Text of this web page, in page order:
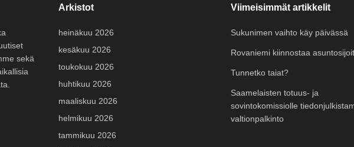
sekä
Arkistot
heinäkuu 2026
kesäkuu 2026
toukokuu 2026
huhtikuu 2026
maaliskuu 2026
helmikuu 2026
tammikuu 2026
Viimeisimmät artikkelit
Sukunimen vaihto käy päivässä
Rovaniemi kiinnostaa
Tunnetko taiat?
Saamelaisten totuus- ja
sovintokomissiolle
valtionpalkinto